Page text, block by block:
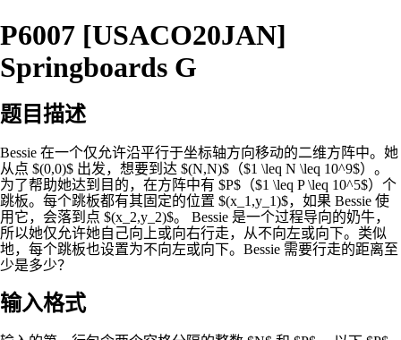
P6007 [USACO20JAN]
Springboards G
题目描述
Bessie 在一个仅允许沿平行于坐标轴方向移动的二维方阵中。她
从点 $(0,0)$ 出发，想要到达 $(N,N)$（$1 \leq N \leq 10^9$）。
为了帮助她达到目的，在方阵中有 $P$（$1 \leq P \leq 10^5$）个
跳板。每个跳板都有其固定的位置 $(x_1,y_1)$，如果 Bessie 使
用它，会落到点 $(x_2,y_2)$。 Bessie 是一个过程导向的奶牛，
所以她仅允许她自己向上或向右行走，从不向左或向下。类似
地，每个跳板也设置为不向左或向下。Bessie 需要行走的距离至
少是多少？
输入格式